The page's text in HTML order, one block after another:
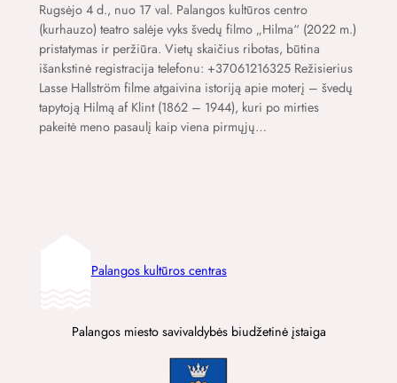
Rugsėjo 4 d., nuo 17 val. Palangos kultūros centro
(kurhauzo) teatro salėje vyks švedų filmo „Hilma“ (2022 m.)
pristatymas ir peržiūra. Vietų skaičius ribotas, būtina
išankstinė registracija telefonu: +37061216325 Režisierius
Lasse Hallström filme atgaivina istoriją apie moterį – švedų
tapytoją Hilmą af Klint (1862 – 1944), kuri po mirties
pakeitė meno pasaulį kaip viena pirmųjų…
Palangos kultūros centras
Palangos miesto savivaldybės biudžetinė įstaiga